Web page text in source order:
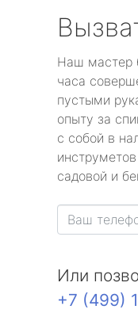
Наш мастер
часа
пустыми
опыту за
с собой в
садовой и
Или
+7 (499)